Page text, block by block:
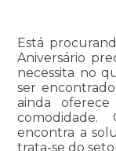
Está
Aniversário
necessita no
ser
ainda
encontra a
trata-se do